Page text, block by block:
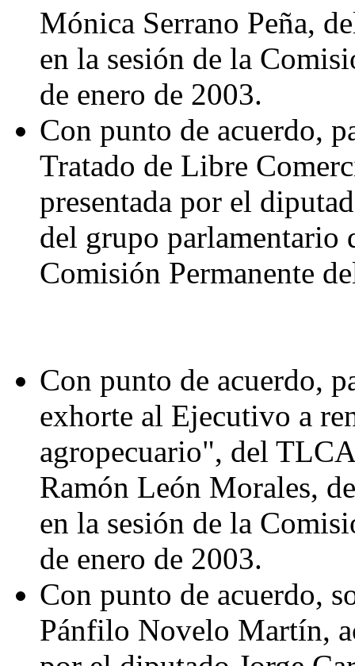
Mónica Serrano Peña,
en la sesión de la
de enero de 2003.
Con punto de acuerdo,
Tratado de Libre
presentada por el
del grupo parlamentario
Comisión Permanente
Con punto de acuerdo,
exhorte al Ejecutivo a
agropecuario", del
Ramón León Morales,
en la sesión de la
de enero de 2003.
Con punto de acuerdo,
Pánfilo Novelo Martín,